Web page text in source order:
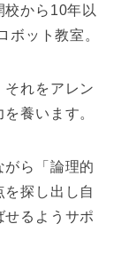
校から10年以
ボット教室。
それをアレン
養います。
がら「論理的
探し出し自
せるようサポ